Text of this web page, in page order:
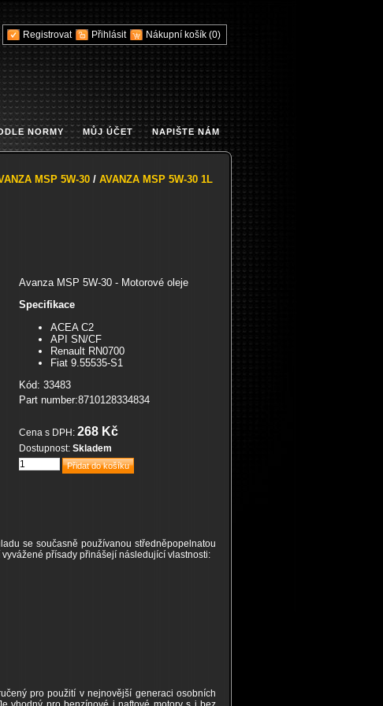
Registrovat Přihlásit Nákupní košík (0)
NORMY MŮJ ÚČET NAPIŠTE NÁM
MSP 5W-30 / AVANZA MSP 5W-30 1L
Avanza MSP 5W-30 - Motorové oleje
Specifikace
ACEA C2
API SN/CF
Renault RN0700
Fiat 9.55535-S1
Kód: 33483
Part number:8710128334834
Cena s DPH: 268 Kč
Dostupnost: Skladem
se současně používanou středněpopelnatou
přísady přinášejí následující vlastnosti:
pro použití v nejnovější generaci osobních